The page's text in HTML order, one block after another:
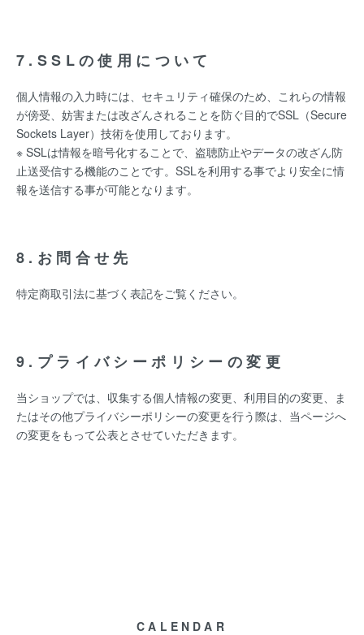
7.SSLの使用について
個人情報の入力時には、セキュリティ確保のため、これらの情報
が傍受、妨害または改ざんされることを防ぐ目的でSSL（Secure
Sockets Layer）技術を使用しております。
※ SSLは情報を暗号化することで、盗聴防止やデータの改ざん防
止送受信する機能のことです。SSLを利用する事でより安全に情
報を送信する事が可能となります。
8.お問合せ先
特定商取引法に基づく表記をご覧ください。
9.プライバシーポリシーの変更
当ショップでは、収集する個人情報の変更、利用目的の変更、ま
たはその他プライバシーポリシーの変更を行う際は、当ページへ
の変更をもって公表とさせていただきます。
CALENDAR